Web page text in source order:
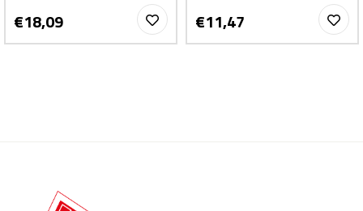
€18,09 €11,47